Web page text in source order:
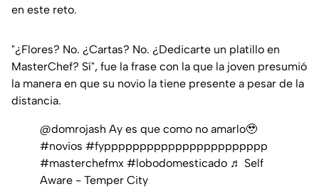
en este reto.
"¿Flores? No. ¿Cartas? No. ¿Dedicarte un platillo en
MasterChef? Sí", fue la frase con la que la joven presumió
la manera en que su novio la tiene presente a pesar de la
distancia.
@domrojash Ay es que como no amarlo🥹
#novios #fyppppppppppppppppppppppp
#masterchefmx #lobodomesticado ♬ Self
Aware - Temper City